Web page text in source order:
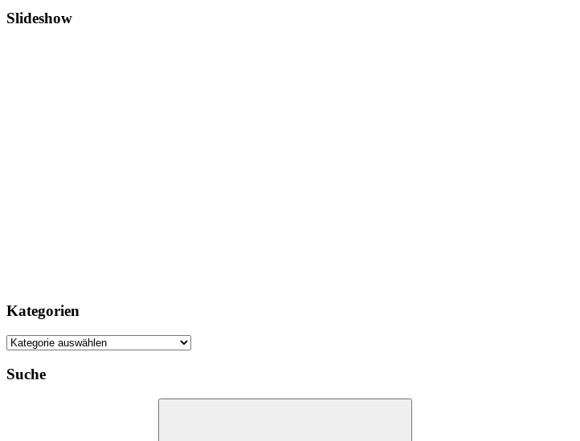
Slideshow
Kategorien
Kategorien
Suche